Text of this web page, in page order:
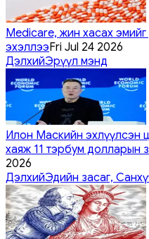
Medicare, жин хасах
эхэллээFri Jul 24 2026
ДэлхийЭрүүл мэнд
Илон Маскийн эхлүүлсэн
хаяж 11 тэрбум долларын
2026
ДэлхийЭдийн засаг,